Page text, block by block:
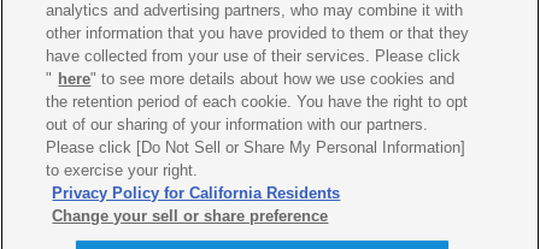
イベント&エンターテイメント
オンラインショップ
企業情報
ご利用規約 推薦環境 プライバシーポリシー Cookie ポリシー
analytics and advertising partners, who may combine it with
other information that you have provided to them or that they
have collected from your use of their services. Please click
" here" to see more details about how we use cookies and
the retention period of each cookie. You have the right to opt
out of our sharing of your information with our partners.
Please click [Do Not Sell or Share My Personal Information]
to exercise your right.
Privacy Policy for California Residents
Change your sell or share preference